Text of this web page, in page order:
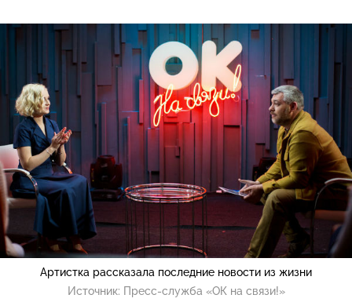
Артистка рассказала последние новости из жизни
Источник: Пресс-служба «ОК на связи!»